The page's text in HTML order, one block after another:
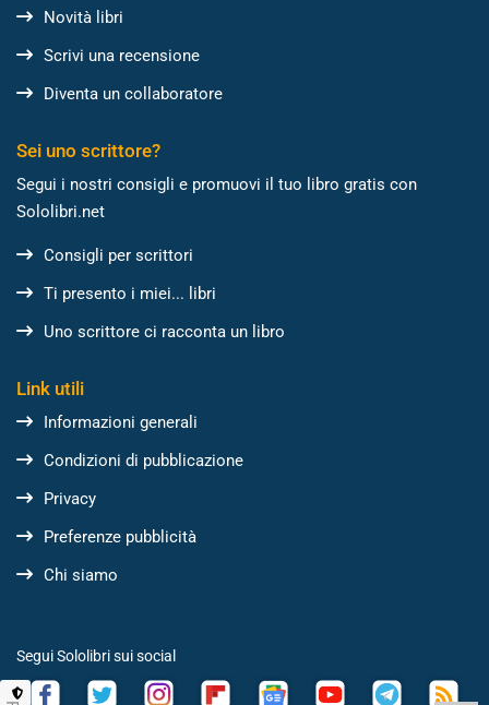
Novità libri
Scrivi una recensione
Diventa un collaboratore
Sei uno scrittore?
Segui i nostri consigli e promuovi il tuo libro gratis con
Sololibri.net
Consigli per scrittori
Ti presento i miei... libri
Uno scrittore ci racconta un libro
Link utili
Informazioni generali
Condizioni di pubblicazione
Privacy
Preferenze pubblicità
Chi siamo
Segui Sololibri sui social